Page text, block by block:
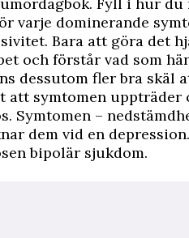
varje dominerande
Bara att göra det
och förstår vad som
dessutom fler bra skäl
att symtomen
Symtomen –
dem vid en
bipolär sjukdom.